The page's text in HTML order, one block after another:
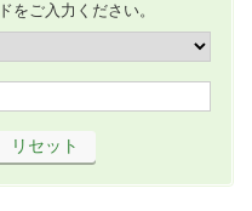
をご入力ください。